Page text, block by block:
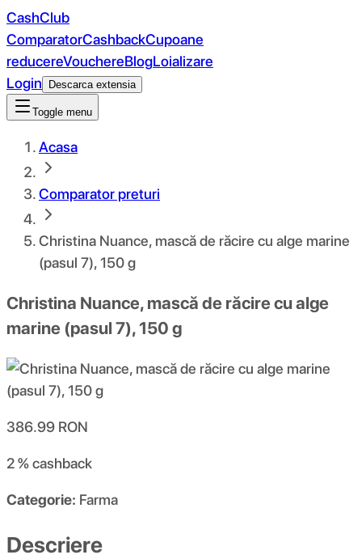
CashClub
ComparatorCashbackCupoane
reducereVouchereBlogLoializare
Login
Descarca extensia
Toggle menu
Acasa
Comparator preturi
Christina Nuance, mască de răcire cu alge marine
(pasul 7), 150 g
Christina Nuance, mască de răcire cu alge
marine (pasul 7), 150 g
386.99 RON
2 %cashback
Categorie: Farma
Descriere